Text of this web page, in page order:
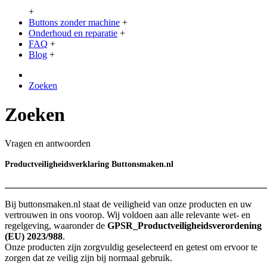
+
Buttons zonder machine +
Onderhoud en reparatie +
FAQ +
Blog +
Zoeken
Zoeken
Vragen en antwoorden
Productveiligheidsverklaring Buttonsmaken.nl
Bij buttonsmaken.nl staat de veiligheid van onze producten en uw
vertrouwen in ons voorop. Wij voldoen aan alle relevante wet- en
regelgeving, waaronder de GPSR_Productveiligheidsverordening
(EU) 2023/988.
Onze producten zijn zorgvuldig geselecteerd en getest om ervoor te
zorgen dat ze veilig zijn bij normaal gebruik.